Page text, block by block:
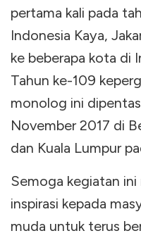
pertama kali pada
Indonesia Kaya,
ke beberapa kota di
Tahun ke-109
monolog ini
November 2017 di
dan Kuala Lumpur
Semoga kegiatan
inspirasi kepada
muda untuk terus